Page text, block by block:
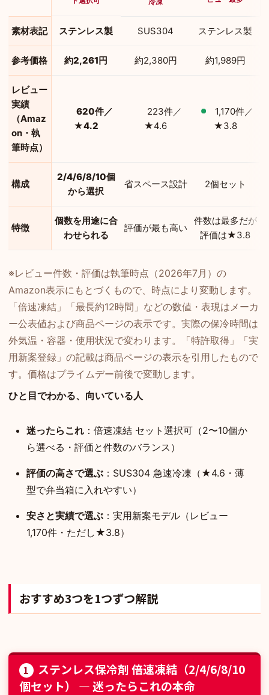
素材表記 ステンレス製 SUS304 ステンレス製
参考価格 約2,261円 約2,380円 約1,989円
レビュー
実績
（Amaz
on・執
筆時点）
620件／
★4.2
223件／
★4.6
1,170件／
★3.8
構成
2/4/6/8/10個
から選択
省スペース設計 2個セット
特徴
個数を用途に合
わせられる
評価が最も高い
件数は最多だが
評価は★3.8
※レビュー件数・評価は執筆時点（2026年7月）の
Amazon表示にもとづくもので、時点により変動します。
「倍速凍結」「最長約12時間」などの数値・表現はメーカ
ー公表値および商品ページの表示です。実際の保冷時間は
外気温・容器・使用状況で変わります。「特許取得」「実
用新案登録」の記載は商品ページの表示を引用したもので
す。価格はプライムデー前後で変動します。
ひと目でわかる、向いている人
迷ったらこれ ：倍速凍結 セット選択可（2〜10個か
ら選べる・評価と件数のバランス）
評価の高さで選ぶ ：SUS304 急速冷凍（★4.6・薄
型で弁当箱に入れやすい）
安さと実績で選ぶ ：実用新案モデル（レビュー
1,170件・ただし★3.8）
おすすめ3つを1つずつ解説
1
ステンレス保冷剤 倍速凍結（2/4/6/8/10
個セット） — 迷ったらこれの本命